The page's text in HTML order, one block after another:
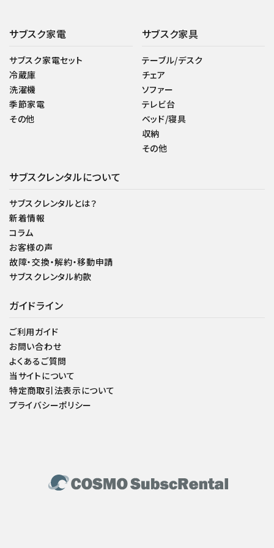
サブスク家電
サブスク家電セット
冷蔵庫
洗濯機
季節家電
その他
サブスク家具
テーブル/デスク
チェア
ソファー
テレビ台
ベッド/寝具
収納
その他
サブスクレンタルについて
サブスクレンタルとは？
新着情報
コラム
お客様の声
故障・交換・解約・移動申請
サブスクレンタル約款
ガイドライン
ご利用ガイド
お問い合わせ
よくあるご質問
当サイトについて
特定商取引法表示について
プライバシーポリシー